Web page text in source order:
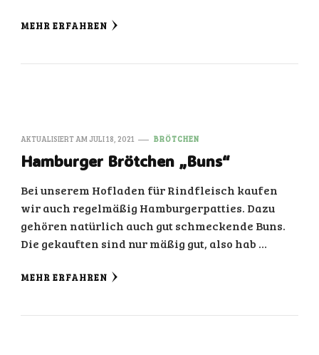
MEHR ERFAHREN
AKTUALISIERT AMJULI 18, 2021 BRÖTCHEN
Hamburger Brötchen „Buns“
Bei unserem Hofladen für Rindfleisch kaufen
wir auch regelmäßig Hamburgerpatties. Dazu
gehören natürlich auch gut schmeckende Buns.
Die gekauften sind nur mäßig gut, also hab …
MEHR ERFAHREN